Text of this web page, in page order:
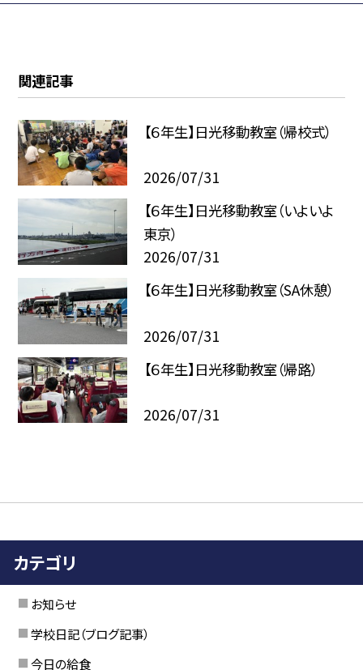
関連記事
【６年生】日光移動教室（帰校式）
2026/07/31
【６年生】日光移動教室（いよいよ
東京）
2026/07/31
【６年生】日光移動教室（SA休憩）
2026/07/31
【６年生】日光移動教室（帰路）
2026/07/31
カテゴリ
お知らせ
学校日記（ブログ記事）
今日の給食